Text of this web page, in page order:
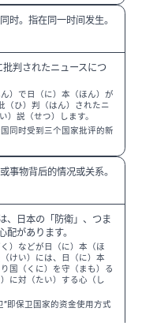
同时。指在同一时间发生。
判されたニュースにつ
）で日（に）本（ほん）が
（ひ）判（はん）されたニ
）説（せつ）します。
同时受到三个国家批评的新
事物背后的情况或关系。
、日本の「防衛」、つま
があります。
）などが日（に）本（ほ
けい）には、日（に）本
国（くに）を守（まも）る
に対（たい）する心（し
即保卫国家的资金使用方式